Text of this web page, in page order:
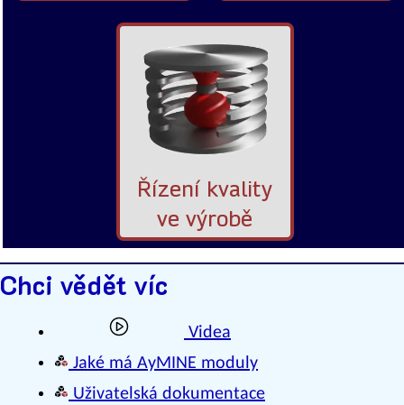
Řízení kvality
ve výrobě
Chci vědět víc
Videa
Jaké má AyMINE moduly
Uživatelská dokumentace